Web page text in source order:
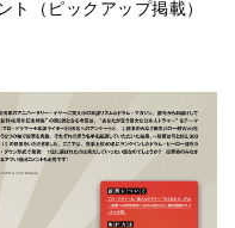
（ピックアップ掲載）